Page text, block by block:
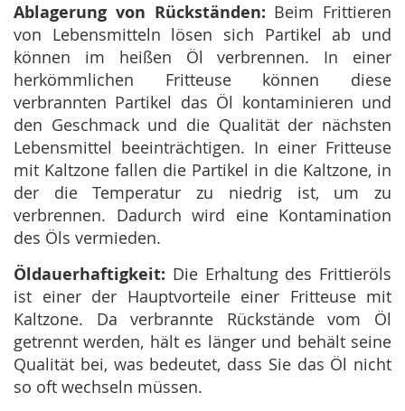
Ablagerung von Rückständen: Beim Frittieren
von Lebensmitteln lösen sich Partikel ab und
können im heißen Öl verbrennen. In einer
herkömmlichen Fritteuse können diese
verbrannten Partikel das Öl kontaminieren und
den Geschmack und die Qualität der nächsten
Lebensmittel beeinträchtigen. In einer Fritteuse
mit Kaltzone fallen die Partikel in die Kaltzone, in
der die Temperatur zu niedrig ist, um zu
verbrennen. Dadurch wird eine Kontamination
des Öls vermieden.
Öldauerhaftigkeit: Die Erhaltung des Frittieröls
ist einer der Hauptvorteile einer Fritteuse mit
Kaltzone. Da verbrannte Rückstände vom Öl
getrennt werden, hält es länger und behält seine
Qualität bei, was bedeutet, dass Sie das Öl nicht
so oft wechseln müssen.